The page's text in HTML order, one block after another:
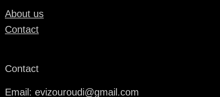
About us
Contact
Contact
Email: evizouroudi@gmail.com